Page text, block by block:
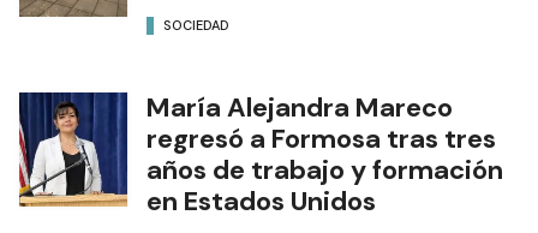
SOCIEDAD
María Alejandra Mareco
regresó a Formosa tras tres
años de trabajo y formación
en Estados Unidos